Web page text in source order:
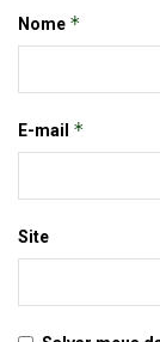
Nome *
E-mail *
Site